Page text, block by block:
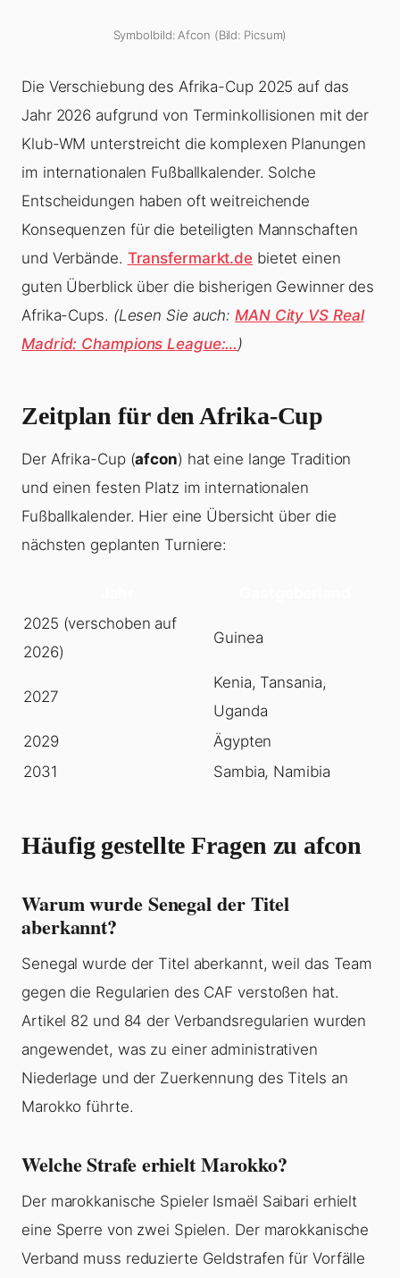
Symbolbild: Afcon (Bild: Picsum)
Die Verschiebung des Afrika-Cup 2025 auf das
Jahr 2026 aufgrund von Terminkollisionen mit der
Klub-WM unterstreicht die komplexen Planungen
im internationalen Fußballkalender. Solche
Entscheidungen haben oft weitreichende
Konsequenzen für die beteiligten Mannschaften
und Verbände. Transfermarkt.de bietet einen
guten Überblick über die bisherigen Gewinner des
Afrika-Cups. (Lesen Sie auch:MAN City VS Real
Madrid: Champions League:…)
Zeitplan für den Afrika-Cup
Der Afrika-Cup (afcon) hat eine lange Tradition
und einen festen Platz im internationalen
Fußballkalender. Hier eine Übersicht über die
nächsten geplanten Turniere:
2025 (verschoben auf
2026)
Guinea
2027
Kenia, Tansania,
Uganda
2029
Ägypten
2031
Sambia, Namibia
Häufig gestellte Fragen zu afcon
Warum wurde Senegal der Titel
aberkannt?
Senegal wurde der Titel aberkannt, weil das Team
gegen die Regularien des CAF verstoßen hat.
Artikel 82 und 84 der Verbandsregularien wurden
angewendet, was zu einer administrativen
Niederlage und der Zuerkennung des Titels an
Marokko führte.
Welche Strafe erhielt Marokko?
Der marokkanische Spieler Ismaël Saibari erhielt
eine Sperre von zwei Spielen. Der marokkanische
Verband muss reduzierte Geldstrafen für Vorfälle